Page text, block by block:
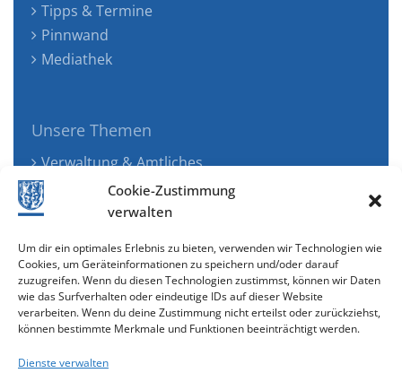
Cookie-Zustimmung
verwalten
Um dir ein optimales Erlebnis zu bieten, verwenden wir Technologien wie
Cookies, um Geräteinformationen zu speichern und/oder darauf
zuzugreifen. Wenn du diesen Technologien zustimmst, können wir Daten
wie das Surfverhalten oder eindeutige IDs auf dieser Website
verarbeiten. Wenn du deine Zustimmung nicht erteilst oder zurückziehst,
können bestimmte Merkmale und Funktionen beeinträchtigt werden.
Dienste verwalten
Tipps & Termine
Pinnwand
Mediathek
Unsere Themen
Verwaltung & Amtliches
Jugend, Familie & Gesundheit
Tourismus, Freizeit & Ökologie
Wirtschaft & Verkehr
Senioren & Inklusion